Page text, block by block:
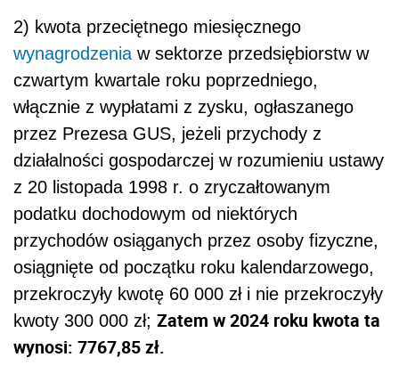
2) kwota przeciętnego miesięcznego
wynagrodzenia w sektorze przedsiębiorstw w
czwartym kwartale roku poprzedniego,
włącznie z wypłatami z zysku, ogłaszanego
przez Prezesa GUS, jeżeli przychody z
działalności gospodarczej w rozumieniu ustawy
z 20 listopada 1998 r. o zryczałtowanym
podatku dochodowym od niektórych
przychodów osiąganych przez osoby fizyczne,
osiągnięte od początku roku kalendarzowego,
przekroczyły kwotę 60 000 zł i nie przekroczyły
kwoty 300 000 zł; Zatem w 2024 roku kwota ta
wynosi: 7767,85 zł.